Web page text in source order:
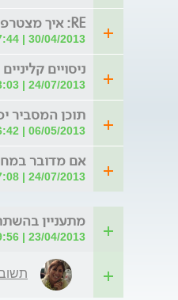
RE: איך מצטרפים ל"ניסויים קליניים" בהתנדבות?
30/04/2013 | 17:44 | מאת: ד"ר מינה ארינוס
ניסויים קליניים
24/07/2013 | 13:03 | מאת: לארה
תוכן המסביר
06/05/2013 | 16:42 | מאת: רועי
אם מדובר
24/07/2013 | 17:08 | מאת: יניב
מתעניין
23/04/2013 | 09:56 | מאת: יונתן ישראל